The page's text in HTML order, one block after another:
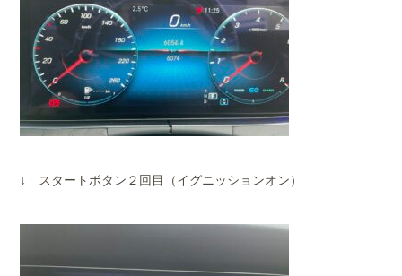
↓ スタートボタン２回目（イグニッションオン）